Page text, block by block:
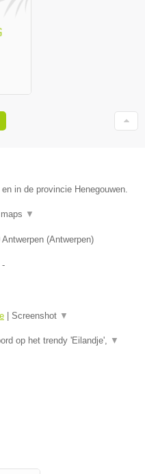
in de provincie Henegouwen.
▼
Antwerpen (Antwerpen)
-
Screenshot ▼
op het trendy 'Eilandje', ▼